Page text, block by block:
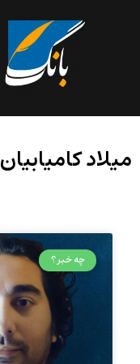
میلاد کامیابیان
چه خبر؟